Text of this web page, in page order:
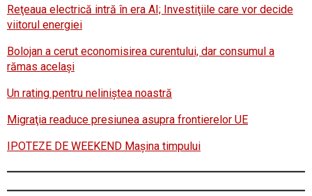
Reţeaua electrică intră în era AI; Investiţiile care vor decide
viitorul energiei
Bolojan a cerut economisirea curentului, dar consumul a
rămas acelaşi
Un rating pentru neliniştea noastră
Migraţia readuce presiunea asupra frontierelor UE
IPOTEZE DE WEEKEND Maşina timpului